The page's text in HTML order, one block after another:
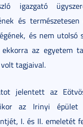
igazgató
és
és nem utolsó
ekkorra az egyetem
tagjaival.
jelentett az
az Irinyi
I. és II. emeletét